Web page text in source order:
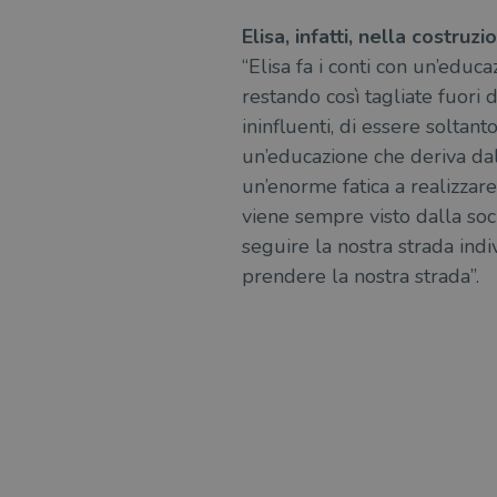
Elisa, infatti, nella
“Elisa fa i conti con
restando così tagliate fuori
ininfluenti, di essere
un’educazione che deriva
un’enorme fatica a
viene sempre visto dalla
seguire la nostra strada
prendere la nostra strada”.
msToken
Nome
/
_ga_RXJCD2NFMF
LLC
Nome
Fornitore
Dominio
UserProfile .illibraio.it
_fbp
Meta
Platform
__Secure-